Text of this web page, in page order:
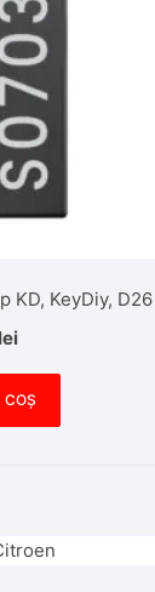
KD, KeyDiy, D26
lei
COȘ